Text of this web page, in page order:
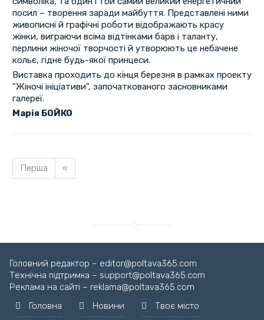
посил – творення заради майбуття. Представлені ними
живописні й графічні роботи відображають красу
жінки, виграючи всіма відтінками барв і таланту,
перлини жіночої творчості й утворюють це небачене
кольє, гідне будь-якої принцеси.
Виставка проходить до кінця березня в рамках проекту
"Жіночі ініціативи", започаткованого засновниками
галереї.
Марія БОЙКО
Перша «
Головний редактор – editor@poltava365.com
Технічна підтримка – support@poltava365.com
Реклама на сайті – reklama@poltava365.com
Головна
Новини
Твоє місто